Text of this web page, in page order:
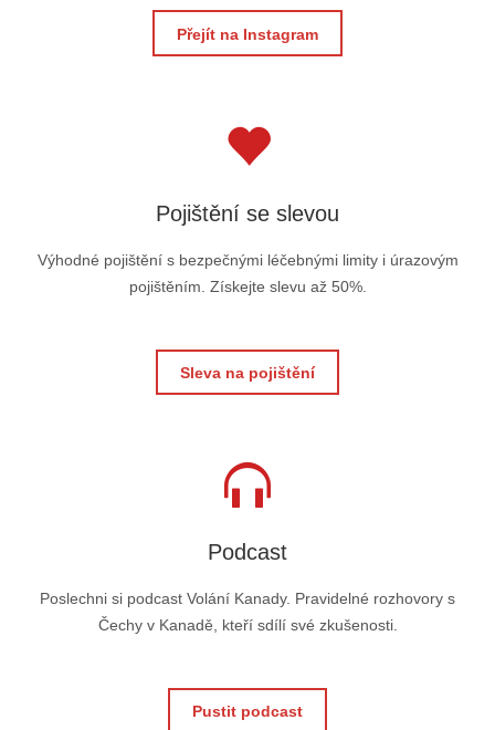
Přejít na Instagram
Pojištění se slevou
Výhodné pojištění s bezpečnými léčebnými limity i úrazovým
pojištěním. Získejte slevu až 50%.
Sleva na pojištění
Podcast
Poslechni si podcast Volání Kanady. Pravidelné rozhovory s
Čechy v Kanadě, kteří sdílí své zkušenosti.
Pustit podcast